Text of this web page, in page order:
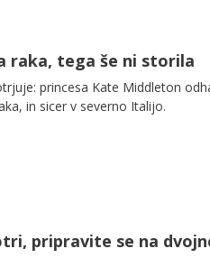
raka, tega še ni storila
princesa Kate Middleton
in sicer v severno Italijo.
pripravite se na